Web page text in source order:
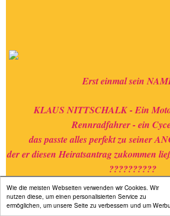
Wie die meisten Webseiten verwenden wir Cookies. Wir
nutzen diese, um einen personalisierten Service zu
ermöglichen, um unsere Seite zu verbessern und um
Erst einmal sein
KLAUS NITTSCHALK - Ein
Rennradfahrer - ein
das passte alles perfekt zu seiner
der er diesen Heiratsantrag zukommen
??????????